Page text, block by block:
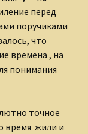
перед
поручиками
что
времена , на
понимания
точное
время жили и